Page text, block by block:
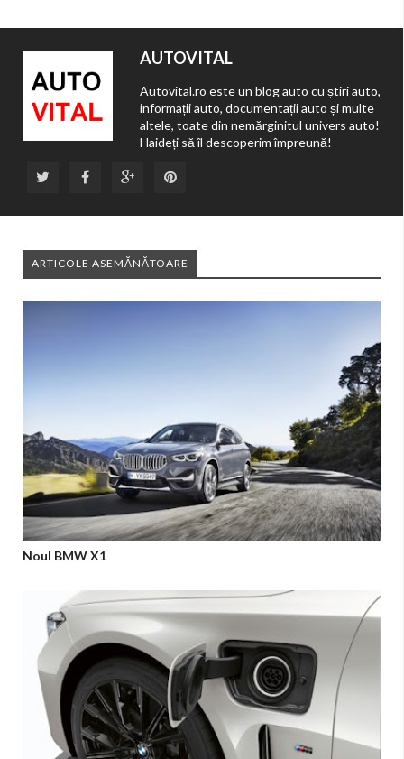
AUTOVITAL
Autovital.ro este un blog auto cu știri auto,
informații auto, documentații auto și multe
altele, toate din nemărginitul univers auto!
Haideți să îl descoperim împreună!
ARTICOLE ASEMĂNĂTOARE
Noul BMW X1